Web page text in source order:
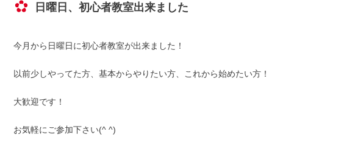
日曜日、初心者教室出来ました
今月から日曜日に初心者教室が出来ました！
以前少しやってた方、基本からやりたい方、これから始めたい方！
大歓迎です！
お気軽にご参加下さい(^ ^)